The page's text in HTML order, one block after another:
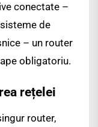
conectate –
de
– un router
obligatoriu.
rețelei
router,